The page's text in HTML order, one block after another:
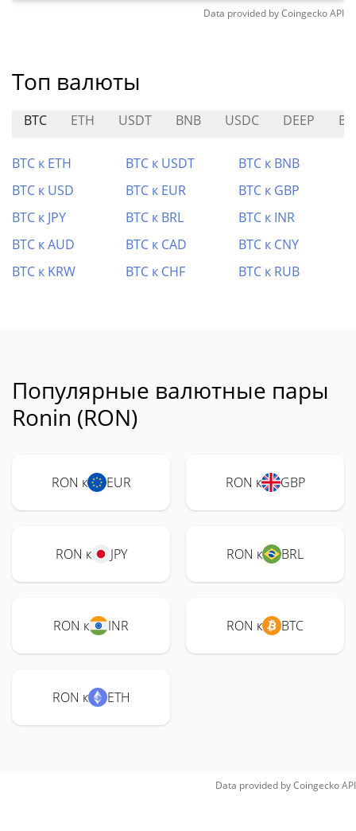
Data provided byCoingeckoAPI
Топ валюты
BTC ETH USDT BNB USDC DEEP
BTC к ETH BTC к USDT
BTC к BNB
BTC к USD
BTC к EUR
BTC к GBP
BTC к JPY
BTC к BRL
BTC к INR
BTC к AUD
BTC к CAD
BTC к CNY
BTC к KRW
BTC к CHF BTC к RUB
Популярные валютные пары
Ronin (RON)
RON к EUR RON к GBP
RON к JPY RON к BRL
RON к INR RON к BTC
RON к ETH
Data provided byCoingeckoAPI